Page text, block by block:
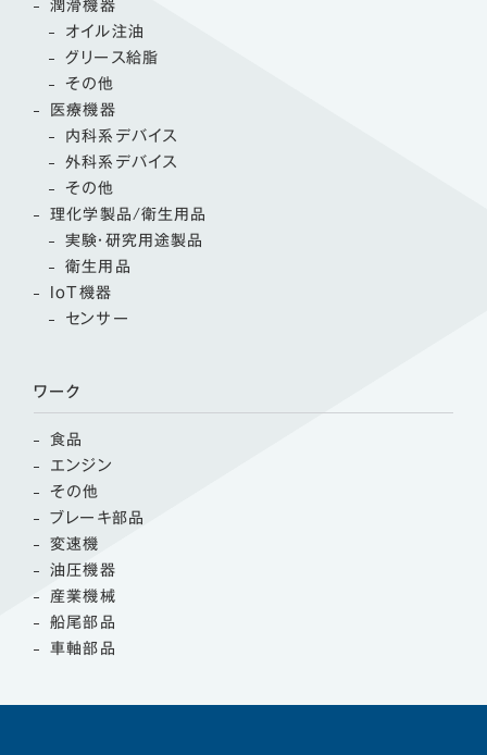
潤滑機器
オイル注油
グリース給脂
その他
医療機器
内科系デバイス
外科系デバイス
その他
理化学製品/衛生用品
実験・研究用途製品
衛生用品
IoT機器
センサー
ワーク
食品
エンジン
その他
ブレーキ部品
変速機
油圧機器
産業機械
船尾部品
車軸部品